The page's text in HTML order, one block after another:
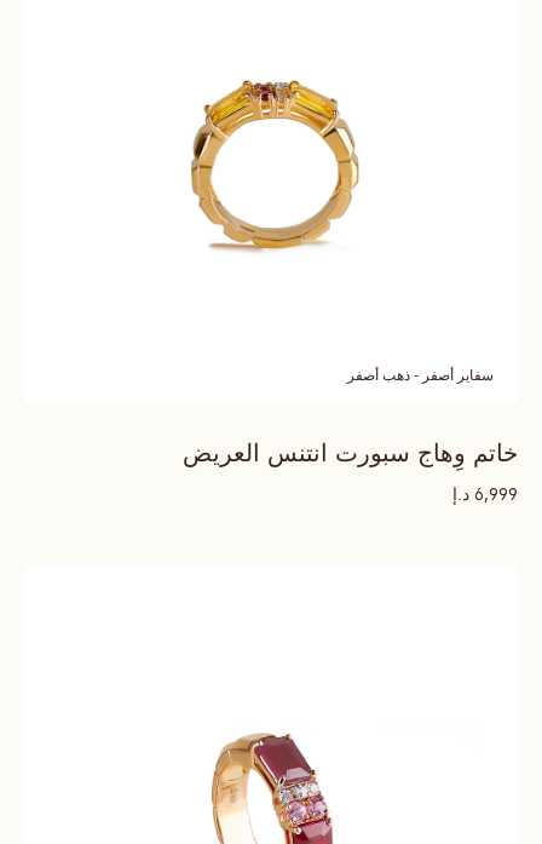
سفاير أصفر - ذهب أصفر
خاتم وِهاج سبورت انتنس العريض
6,999 د.إ